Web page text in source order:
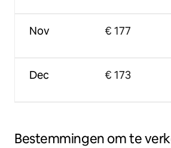
Nov
Dec
€ 177
€ 173
Bestemmingen om te